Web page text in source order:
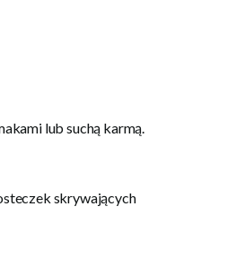
lub suchą karmą.
skrywających